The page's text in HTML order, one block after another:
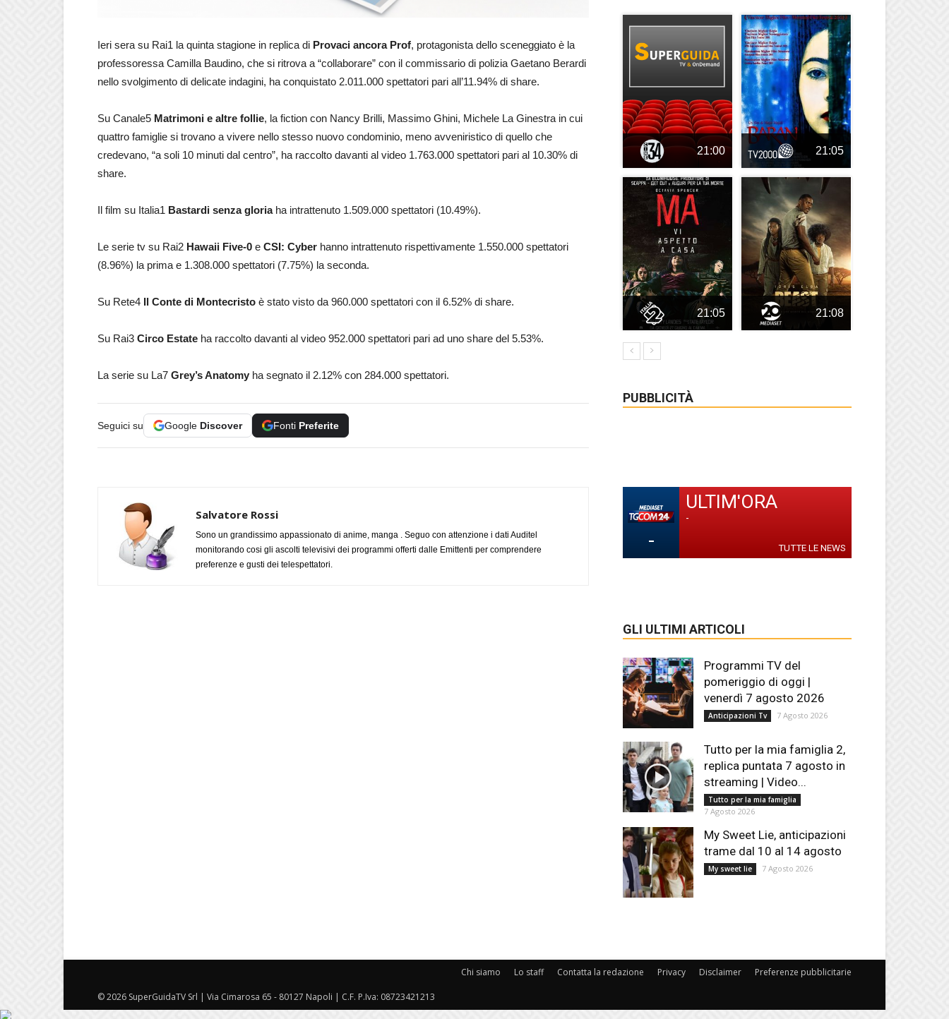
Ieri sera su Rai1 la quinta stagione in replica di Provaci ancora Prof, protagonista dello sceneggiato è la
professoressa Camilla Baudino, che si ritrova a “collaborare” con il commissario di polizia Gaetano Berardi
nello svolgimento di delicate indagini, ha conquistato 2.011.000 spettatori pari all’11.94% di share.
Su Canale5 Matrimoni e altre follie, la fiction con Nancy Brilli, Massimo Ghini, Michele La Ginestra in cui
quattro famiglie si trovano a vivere nello stesso nuovo condominio, meno avveniristico di quello che
credevano, “a soli 10 minuti dal centro”, ha raccolto davanti al video 1.763.000 spettatori pari al 10.30% di
share.
Il film su Italia1 Bastardi senza gloriaha intrattenuto 1.509.000 spettatori (10.49%).
Le serie tv su Rai2 Hawaii Five-0 e CSI: Cyber hanno intrattenuto rispettivamente 1.550.000 spettatori
(8.96%) la prima e 1.308.000 spettatori (7.75%) la seconda.
Su Rete4 Il Conte di Montecristo è stato visto da 960.000 spettatori con il 6.52% di share.
Su Rai3 Circo Estate ha raccolto davanti al video 952.000 spettatori pari ad uno share del 5.53%.
La serie su La7 Grey’s Anatomy ha segnato il 2.12% con 284.000 spettatori.
Seguici su Google Discover Fonti Preferite
Salvatore Rossi
Sono un grandissimo appassionato di anime, manga . Seguo con attenzione i dati Auditel
monitorando cosi gli ascolti televisivi dei programmi offerti dalle Emittenti per comprendere
preferenze e gusti dei telespettatori.
21:00 21:05
21:05 21:08
PUBBLICITÀ
-
ULTIM'ORA
-
TUTTE LE NEWS
GLI ULTIMI ARTICOLI
Programmi TV del
pomeriggio di oggi |
venerdì 7 agosto 2026
Anticipazioni Tv 7 Agosto 2026
Tutto per la mia famiglia 2,
replica puntata 7 agosto in
streaming | Video...
Tutto per la mia famiglia
7 Agosto 2026
My Sweet Lie, anticipazioni
trame dal 10 al 14 agosto
My sweet lie 7 Agosto 2026
Chi siamo Lo staff Contatta la redazione Privacy Disclaimer Preferenze pubblicitarie
© 2026 SuperGuidaTV Srl | Via Cimarosa 65 - 80127 Napoli | C.F. P.Iva: 08723421213